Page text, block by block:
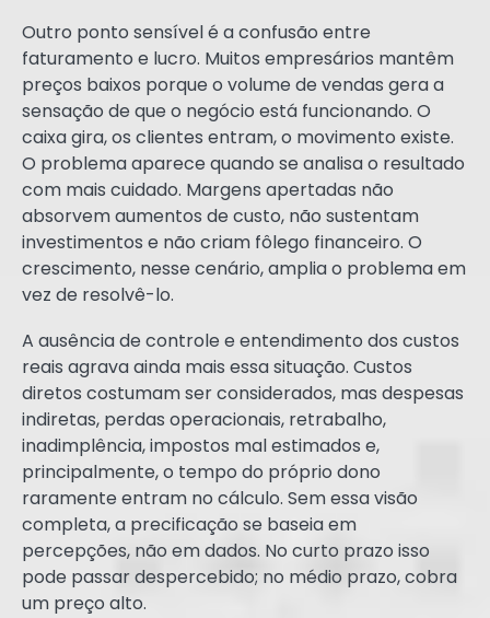
Outro ponto sensível é a confusão entre
faturamento e lucro. Muitos empresários mantêm
preços baixos porque o volume de vendas gera a
sensação de que o negócio está funcionando. O
caixa gira, os clientes entram, o movimento existe.
O problema aparece quando se analisa o resultado
com mais cuidado. Margens apertadas não
absorvem aumentos de custo, não sustentam
investimentos e não criam fôlego financeiro. O
crescimento, nesse cenário, amplia o problema em
vez de resolvê-lo.
A ausência de controle e entendimento dos custos
reais agrava ainda mais essa situação. Custos
diretos costumam ser considerados, mas despesas
indiretas, perdas operacionais, retrabalho,
inadimplência, impostos mal estimados e,
principalmente, o tempo do próprio dono
raramente entram no cálculo. Sem essa visão
completa, a precificação se baseia em
percepções, não em dados. No curto prazo isso
pode passar despercebido; no médio prazo, cobra
um preço alto.